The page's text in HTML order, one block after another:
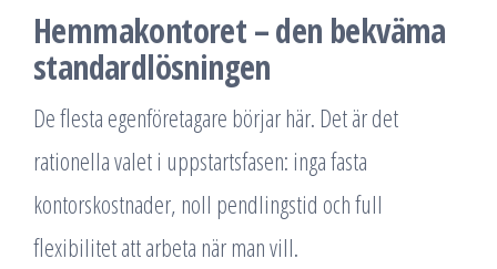
Hemmakontoret – den bekväma
standardlösningen
De flesta egenföretagare börjar här. Det är det
rationella valet i uppstartsfasen: inga fasta
kontorskostnader, noll pendlingstid och full
flexibilitet att arbeta när man vill.